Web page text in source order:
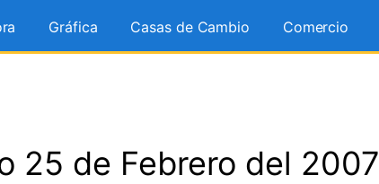
Gráfica Casas de Cambio Comercio
25 de Febrero del 2007